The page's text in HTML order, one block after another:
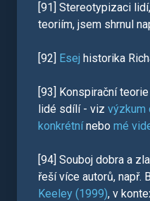
[91] Stereotypizaci
teoriím, jsem shrnul
[92] Esej historika
[93] Konspirační
lidé sdílí - viz výzkum
konkrétnínebo mé
[94] Souboj dobra a
řeší více autorů, např.
Keeley (1999), v